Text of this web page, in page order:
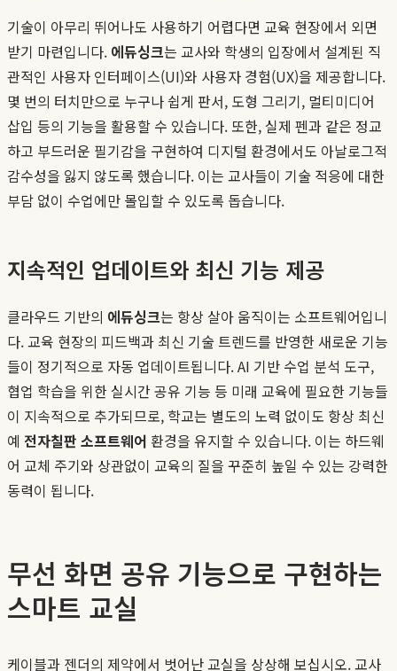
기술이 아무리 뛰어나도 사용하기 어렵다면 교육 현장에서 외면
받기 마련입니다. 에듀싱크는 교사와 학생의 입장에서 설계된 직
관적인 사용자 인터페이스(UI)와 사용자 경험(UX)을 제공합니다.
몇 번의 터치만으로 누구나 쉽게 판서, 도형 그리기, 멀티미디어
삽입 등의 기능을 활용할 수 있습니다. 또한, 실제 펜과 같은 정교
하고 부드러운 필기감을 구현하여 디지털 환경에서도 아날로그적
감수성을 잃지 않도록 했습니다. 이는 교사들이 기술 적응에 대한
부담 없이 수업에만 몰입할 수 있도록 돕습니다.
지속적인 업데이트와 최신 기능 제공
클라우드 기반의 에듀싱크는 항상 살아 움직이는 소프트웨어입니
다. 교육 현장의 피드백과 최신 기술 트렌드를 반영한 새로운 기능
들이 정기적으로 자동 업데이트됩니다. AI 기반 수업 분석 도구,
협업 학습을 위한 실시간 공유 기능 등 미래 교육에 필요한 기능들
이 지속적으로 추가되므로, 학교는 별도의 노력 없이도 항상 최신
예 전자칠판 소프트웨어 환경을 유지할 수 있습니다. 이는 하드웨
어 교체 주기와 상관없이 교육의 질을 꾸준히 높일 수 있는 강력한
동력이 됩니다.
무선 화면 공유 기능으로 구현하는
스마트 교실
케이블과 젠더의 제약에서 벗어난 교실을 상상해 보십시오. 교사